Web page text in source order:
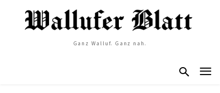
Ganz Walluf. Ganz nah.